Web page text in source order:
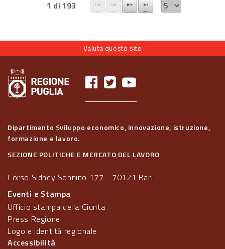
1 di 193
Valuta questo sito
Dipartimento Sviluppo economico, innovazione, istruzione,
formazione e lavoro.
SEZIONE POLITICHE E MERCATO DEL LAVORO
Corso Sidney Sonnino 177 - 70121 Bari
Eventi e Stampa
Ufficio stampa della Giunta
Press Regione
Logo e identità regionale
Accessibilità